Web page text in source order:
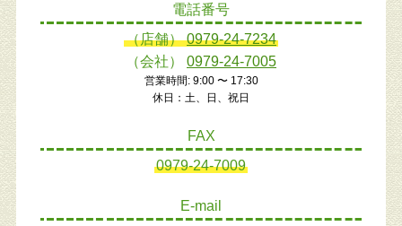
電話番号
（店舗）0979-24-7234
（会社） 0979-24-7005
営業時間: 9:00 〜 17:30
休日：土、日、祝日
FAX
0979-24-7009
E-mail